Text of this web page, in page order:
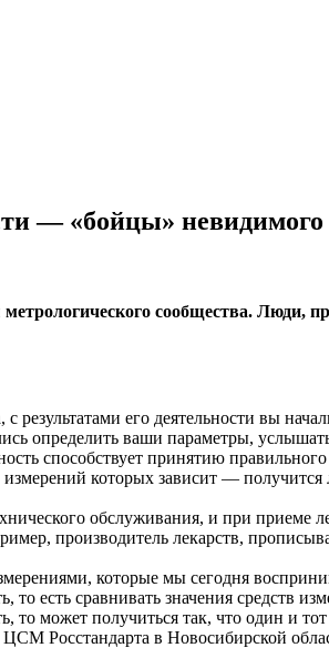
— «бойцы»
сообщества. Люди,
его деятельности вы
определить ваши параметры,
способствует принятию
которых зависит —
обслуживания, и при приеме
производитель лекарств,
которые мы сегодня
есть сравнивать значения средств
может получиться так, что один и
ЦСМ Росстандарта в Новосибирской